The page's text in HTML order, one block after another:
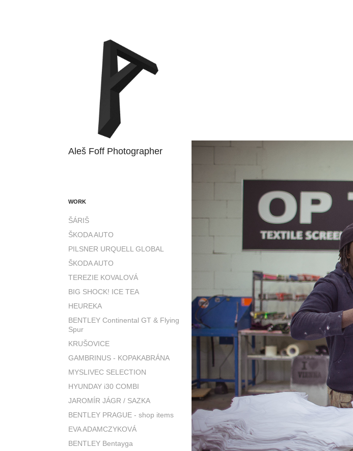
Aleš Foff Photographer
WORK
ŠÁRIŠ
ŠKODA AUTO
PILSNER URQUELL GLOBAL
ŠKODA AUTO
TEREZIE KOVALOVÁ
BIG SHOCK! ICE TEA
HEUREKA
BENTLEY Continental GT & Flying
Spur
KRUŠOVICE
GAMBRINUS - KOPAKABRÁNA
MYSLIVEC SELECTION
HYUNDAY i30 COMBI
JAROMÍR JÁGR / SAZKA
BENTLEY PRAGUE - shop items
EVA ADAMCZYKOVÁ
BENTLEY Bentayga